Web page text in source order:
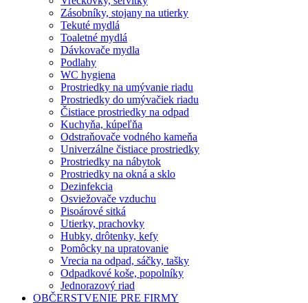
Zásobníky, stojany na utierky
Tekuté mydlá
Toaletné mydlá
Dávkovače mydla
Podlahy
WC hygiena
Prostriedky na umývanie riadu
Prostriedky do umývačiek riadu
Čistiace prostriedky na odpad
Kuchyňa, kúpeľňa
Odstraňovače vodného kameňa
Univerzálne čistiace prostriedky
Prostriedky na nábytok
Prostriedky na okná a sklo
Dezinfekcia
Osviežovače vzduchu
Pisoárové sitká
Utierky, prachovky
Hubky, drôtenky, kefy
Pomôcky na upratovanie
Vrecia na odpad, sáčky, tašky
Odpadkové koše, popolníky
Jednorazový riad
OBČERSTVENIE PRE FIRMY